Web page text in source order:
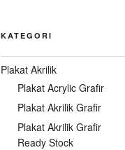
KATEGORI
Plakat Akrilik
Plakat Acrylic Grafir
Plakat Akrilik Grafir
Plakat Akrilik Grafir
Ready Stock